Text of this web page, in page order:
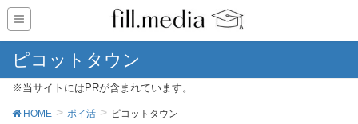
ピコットタウン
※当サイトにはPRが含まれています。
HOME ポイ活 ピコットタウン